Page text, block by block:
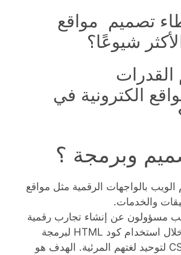
تصميم مواقع
شيوعًا؟
الكترونية في
وبرمجة ؟
بالواجهات الرقمية مثل مواقع
والخدمات.
مسؤولون عن إنشاء تجارب رقمية
لعامة الناس من خلال استخدام كود HTML لبرمجة
مواقع الويب و CSS لتوحيد لغتهم المرئية. الهدف هو